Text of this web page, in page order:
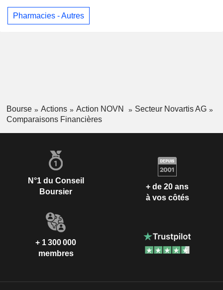
Pharmacies - Autres
Bourse Actions Action NOVN
Secteur Novartis AG
Comparaisons Financières
N°1 du Conseil
Boursier
+ de 20 ans
à vos côtés
+ 1 300 000
membres